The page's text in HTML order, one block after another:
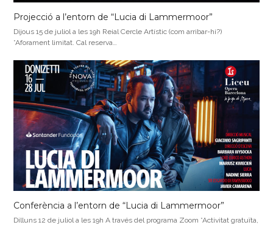
Projecció a l’entorn de “Lucia di Lammermoor”
Dijous 15 de juliol a les 19h Reial Cercle Artístic (com arribar-hi?)
*Aforament limitat. Cal reserva…
Conferència a l’entorn de “Lucia di Lammermoor”
Dilluns 12 de juliol a les 19h A través del programa Zoom *Activitat gratuïta,